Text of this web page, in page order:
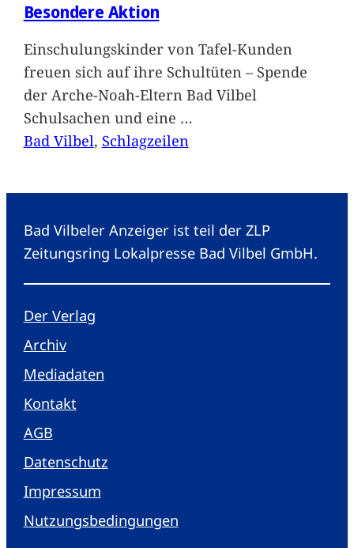
Besondere Aktion
Einschulungskinder von Tafel-Kunden
freuen sich auf ihre Schultüten – Spende
der Arche-Noah-Eltern Bad Vilbel
Schulsachen und eine …
Bad Vilbel, Schlagzeilen
Bad Vilbeler Anzeiger ist teil der ZLP
Zeitungsring Lokalpresse Bad Vilbel GmbH.
Der Verlag
Archiv
Mediadaten
Kontakt
AGB
Datenschutz
Impressum
Nutzungsbedingungen